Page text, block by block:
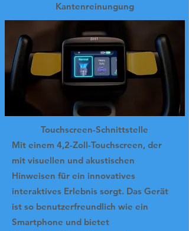
Kantenreinungung
Touchscreen-Schnittstelle
Mit einem 4,2-Zoll-Touchscreen, der
mit visuellen und akustischen
Hinweisen für ein innovatives
interaktives Erlebnis sorgt. Das Gerät
ist so benutzerfreundlich wie ein
Smartphone und bietet